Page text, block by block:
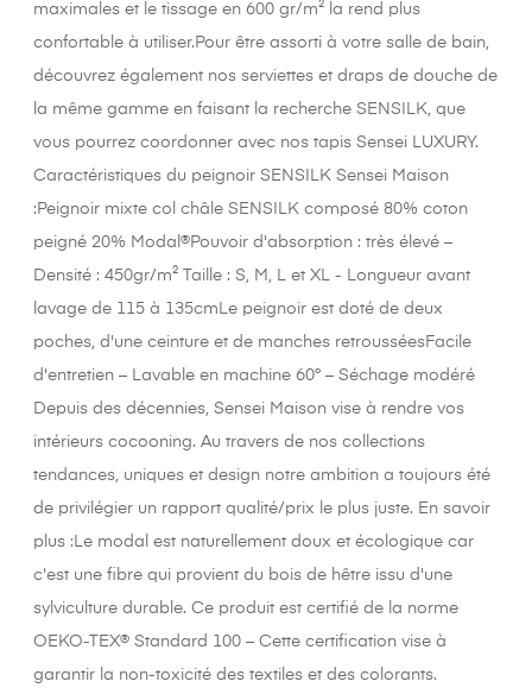
maximales et le tissage en 600 gr/m² la rend plus
confortable à utiliser.Pour être assorti à votre salle de bain,
découvrez également nos serviettes et draps de douche de
la même gamme en faisant la recherche SENSILK, que
vous pourrez coordonner avec nos tapis Sensei LUXURY.
Caractéristiques du peignoir SENSILK Sensei Maison
:Peignoir mixte col châle SENSILK composé 80% coton
peigné 20% Modal®Pouvoir d'absorption : très élevé –
Densité : 450gr/m² Taille : S, M, L et XL - Longueur avant
lavage de 115 à 135cmLe peignoir est doté de deux
poches, d'une ceinture et de manches retrousséesFacile
d'entretien – Lavable en machine 60° – Séchage modéré
Depuis des décennies, Sensei Maison vise à rendre vos
intérieurs cocooning. Au travers de nos collections
tendances, uniques et design notre ambition a toujours été
de privilégier un rapport qualité/prix le plus juste. En savoir
plus :Le modal est naturellement doux et écologique car
c'est une fibre qui provient du bois de hêtre issu d'une
sylviculture durable. Ce produit est certifié de la norme
OEKO-TEX® Standard 100 – Cette certification vise à
garantir la non-toxicité des textiles et des colorants.